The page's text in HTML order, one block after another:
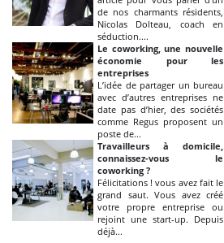
de nos charmants résidents,
Nicolas Dolteau, coach en
séduction....
Le coworking, une nouvelle
économie pour les
entreprises
L’idée de partager un bureau
avec d’autres entreprises ne
date pas d’hier, des sociétés
comme Regus proposent un
poste de...
Travailleurs à domicile,
connaissez-vous le
coworking ?
Félicitations ! vous avez fait le
grand saut. Vous avez créé
votre propre entreprise ou
rejoint une start-up. Depuis
déjà...